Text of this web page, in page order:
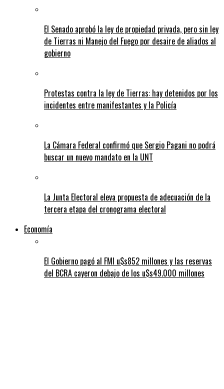
El Senado aprobó la ley de propiedad privada, pero sin ley
de Tierras ni Manejo del Fuego por desaire de aliados al
gobierno
Protestas contra la ley de Tierras: hay detenidos por los
incidentes entre manifestantes y la Policía
La Cámara Federal confirmó que Sergio Pagani no podrá
buscar un nuevo mandato en la UNT
La Junta Electoral eleva propuesta de adecuación de la
tercera etapa del cronograma electoral
Economía
El Gobierno pagó al FMI u$s852 millones y las reservas
del BCRA cayeron debajo de los u$s49.000 millones